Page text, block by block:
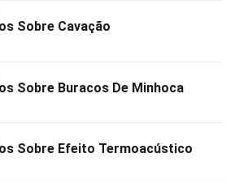
Sobre Cavação
Sobre Buracos De Minhoca
Sobre Efeito Termoacústico